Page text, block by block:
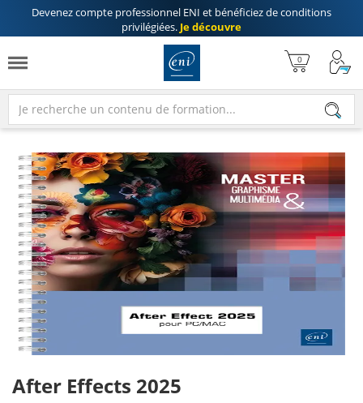
Devenez compte professionnel ENI et bénéficiez deconditions
privilégiées. Je découvre
After Effects 2025